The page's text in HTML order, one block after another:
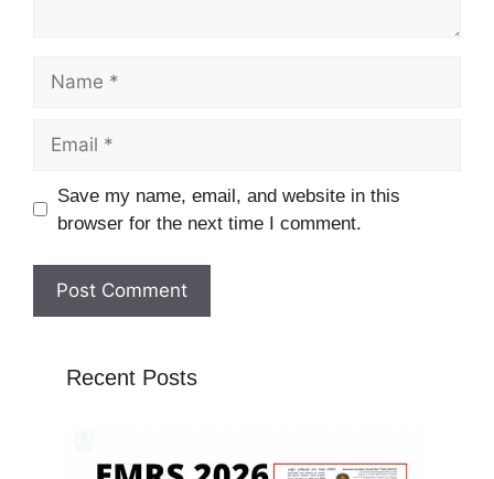
Website
Save my name, email, and website in this
browser for the next time I comment.
Recent Posts